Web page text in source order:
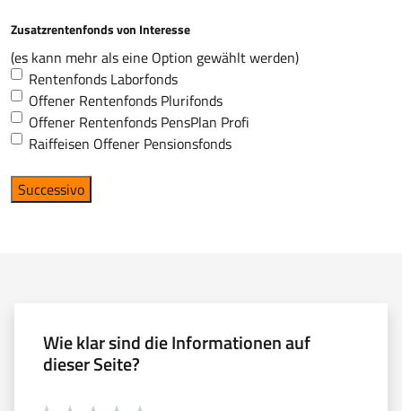
Zusatzrentenfonds von Interesse
(es kann mehr als eine Option gewählt werden)
Rentenfonds Laborfonds
Offener Rentenfonds Plurifonds
Offener Rentenfonds PensPlan Profi
Raiffeisen Offener Pensionsfonds
Successivo
Wie klar sind die Informationen auf
dieser Seite?